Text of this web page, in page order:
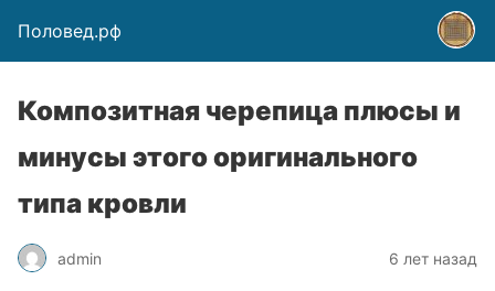
Половед.рф
Композитная черепица плюсы и
минусы этого оригинального
типа кровли
admin 6 лет назад